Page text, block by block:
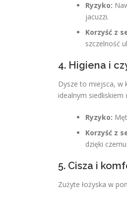
Ryzyko:
jacuzzi.
Korzyść z
szczelność
4. Higiena i
Dysze to miejsca, w
idealnym siedliskiem
Ryzyko:
Korzyść z
dzięki
5. Cisza i
Zużyte łożyska w